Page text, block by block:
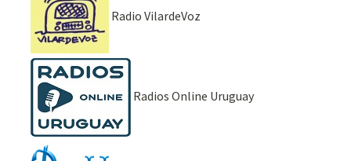
Radio VilardeVoz
Radios Online Uruguay